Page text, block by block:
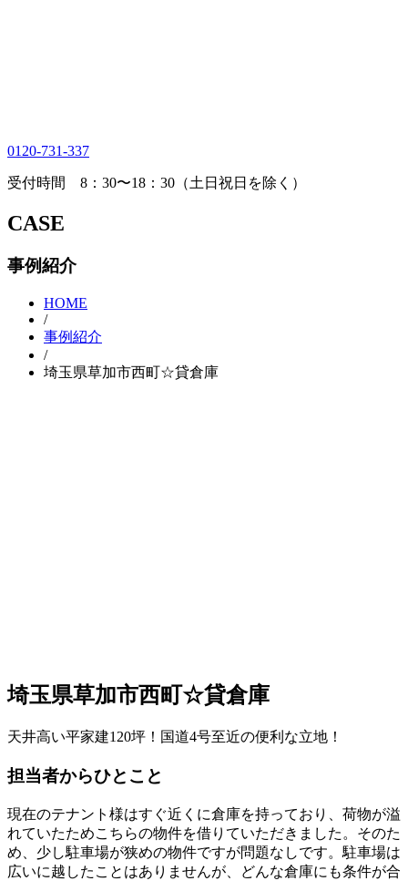
0120-731-337
受付時間 8：30〜18：30（土日祝日を除く）
CASE
事例紹介
HOME
/
事例紹介
/
埼玉県草加市西町☆貸倉庫
埼玉県草加市西町☆貸倉庫
天井高い平家建120坪！国道4号至近の便利な立地！
担当者からひとこと
現在のテナント様はすぐ近くに倉庫を持っており、荷物が溢
れていたためこちらの物件を借りていただきました。そのた
め、少し駐車場が狭めの物件ですが問題なしです。駐車場は
広いに越したことはありませんが、どんな倉庫にも条件が合